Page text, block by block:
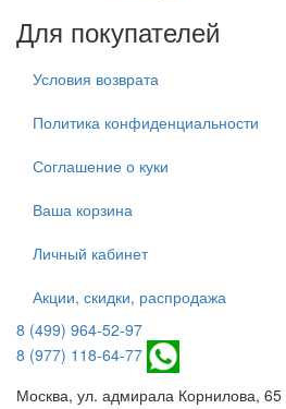
Для покупателей
Условия возврата
Политика конфиденциальности
Соглашение о куки
Ваша корзина
Личный кабинет
Акции, скидки, распродажа
8 (499) 964-52-97
8 (977) 118-64-77
Москва, ул. адмирала Корнилова, 65